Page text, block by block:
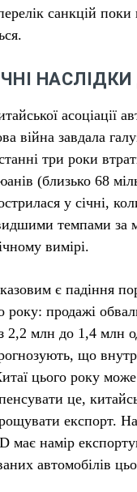
санкцій
асоціації
війна завдала
три роки
(близько 68
у січні,
темпами за
вимірі.
є падіння
року: продажі
2,2 млн до 1,4 млн
що
цього року
це,
експорт.
має намір
автомобілів